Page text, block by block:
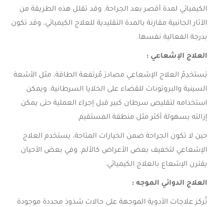
الكيميائي لمدة أقصر بعد الجراحة. وقد تقلل هذه الطريقة من
الآثار الجانبية مقارنة بالمدة التقليدية للعلاج الكيميائي، وقد تكون
بدرجة الفعالية نفسها.
العلاج الإشعاعي :
يَستخدِمُ العلاج الإشعاعي مصادرَ مُرتفعة الطاقة، مثل الأشعة
السينية والبروتونات للقضاء على الخلايا السرطانية. ويمكن
استخدامه لتقليص سرطان كبير قبل إجراء العملية حتى يمكن
إزالته بسهولة أكثر مثل منطقة المستقيم.
حين لا تكون الجراحة ضمن الخيارات المتاحة، يستخدم العلاج
الإشعاعي لتخفيف بعض الأعراض كالألم. وفي بعض الأحيان
يقترن الإشعاع بالعلاج الكيميائي.
العلاج الدوائي الموجه :
تُركز علاجات الأدوية الموجهة على حالات شذوذ محددة موجودة